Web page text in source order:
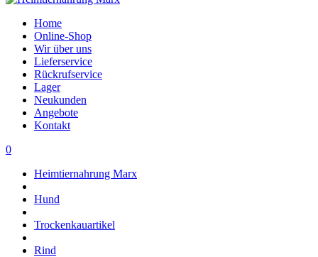
Home
Online-Shop
Wir über uns
Lieferservice
Rückrufservice
Lager
Neukunden
Angebote
Kontakt
0
Heimtiernahrung Marx
Hund
Trockenkauartikel
Rind